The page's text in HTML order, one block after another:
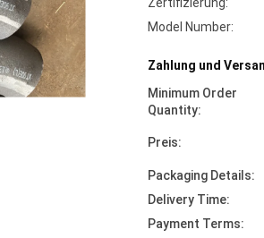
Model Number:
Zahlung und
Minimum Order
Quantity:
Preis:
Packaging Details:
Delivery Time:
Payment Terms: